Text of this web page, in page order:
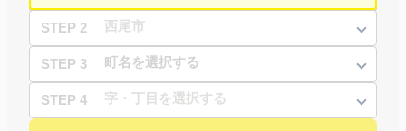
STEP 2
STEP 3
STEP 4